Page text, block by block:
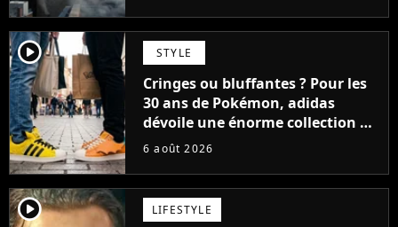
player2 STYLE
Cringes ou bluffantes ? Pour les
30 ans de Pokémon, adidas
dévoile une énorme collection de
sneakers et je ne sais pas quoi en
6 août 2026
player2 LIFESTYLE